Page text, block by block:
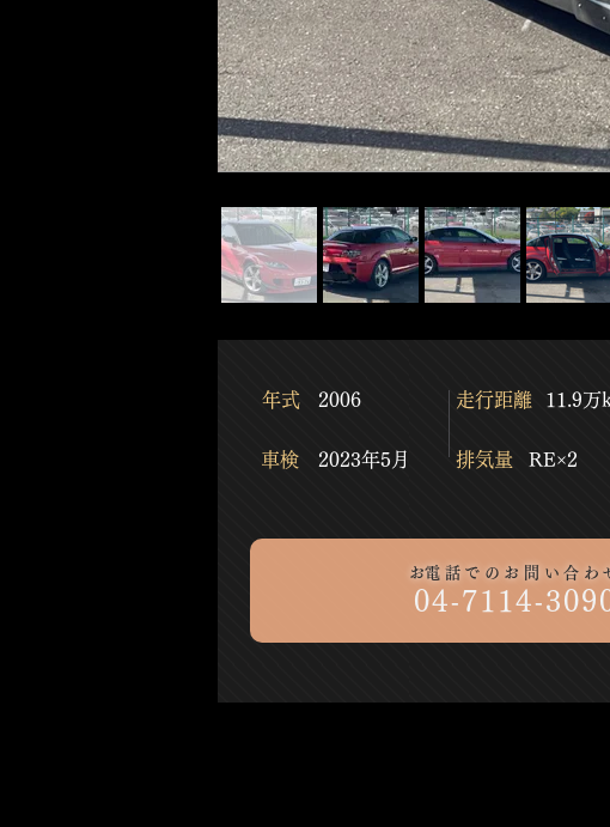
​年式 2006
​車検 2023年5月
​走行距離 11.9万
​排気量 ​RE×2
お電話でのお問い合わ
04-7114-